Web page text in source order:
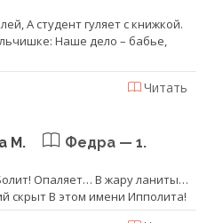
А студент гуляет с книжкой.
Наше дело – бабье,
Читать
М.
Федра — 1.
Опаляет… В жару ланиты…
скрыт В этом имени Ипполита!